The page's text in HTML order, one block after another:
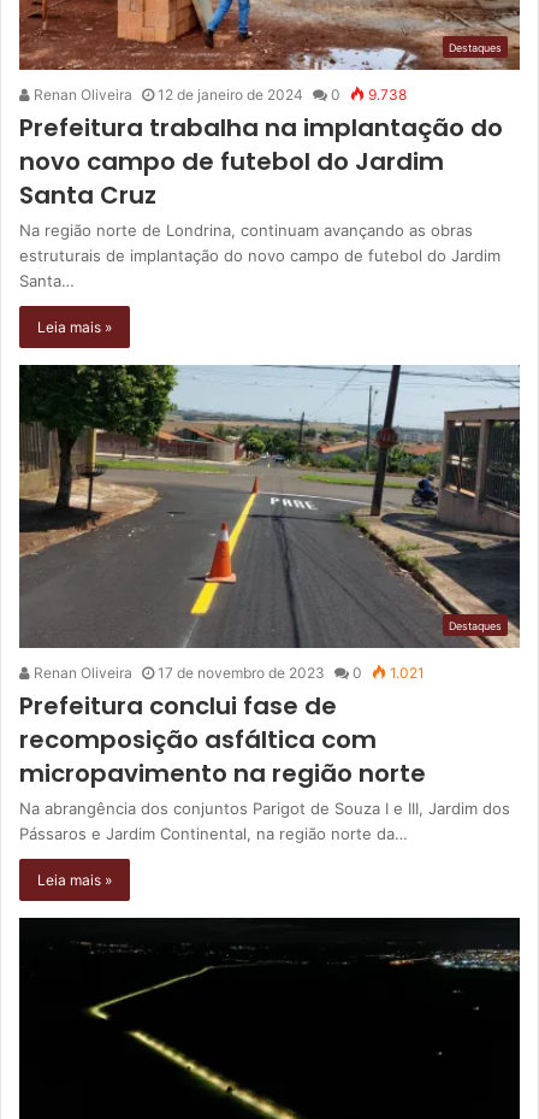
Destaques
Renan Oliveira 12 de janeiro de 2024 0 9.738
Prefeitura trabalha na implantação do
novo campo de futebol do Jardim
Santa Cruz
Na região norte de Londrina, continuam avançando as obras
estruturais de implantação do novo campo de futebol do Jardim
Santa…
Leia mais »
Destaques
Renan Oliveira 17 de novembro de 2023 0 1.021
Prefeitura conclui fase de
recomposição asfáltica com
micropavimento na região norte
Na abrangência dos conjuntos Parigot de Souza I e III, Jardim dos
Pássaros e Jardim Continental, na região norte da…
Leia mais »